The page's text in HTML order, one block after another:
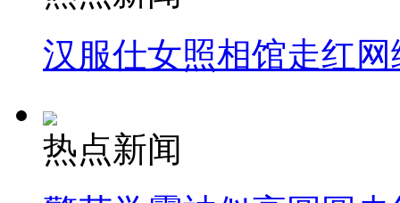
汉服仕女照相馆走红网
热点新闻